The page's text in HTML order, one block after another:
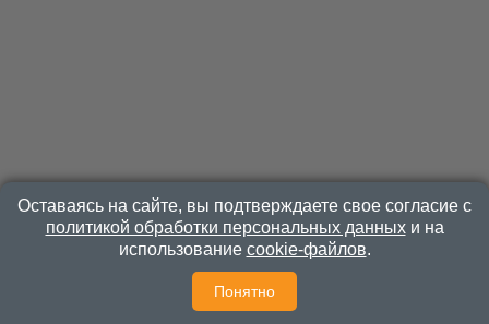
Оставаясь на сайте, вы подтверждаете свое согласие с
политикой обработки персональных данныхи на
использование cookie-файлов.
Понятно